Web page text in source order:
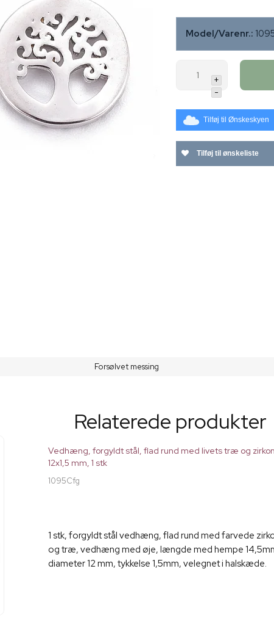
Model/Varenr.:
+
-
Tilføj til Ønskeskyen
Tilføj til ønskeliste
Forsølvet messing
Relaterede produkter
Vedhæng, forgyldt stål, flad rund med livets træ og
12x1,5 mm, 1 stk
1095Cfg
1 stk, forgyldt stål vedhæng, flad rund med farvede
og træ, vedhæng med øje, længde med hempe
diameter 12 mm, tykkelse 1,5mm, velegnet i halskæde.